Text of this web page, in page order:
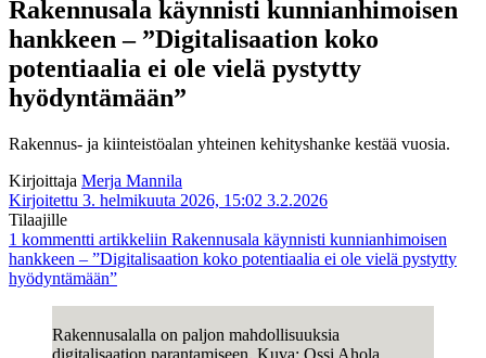
Rakennusala käynnisti kunnianhimoisen
hankkeen – ”Digitalisaation koko
potentiaalia ei ole vielä pystytty
hyödyntämään”
Rakennus- ja kiinteistöalan yhteinen kehityshanke kestää vuosia.
Kirjoittaja Merja Mannila
Kirjoitettu 3. helmikuuta 2026, 15:02 3.2.2026
Tilaajille
1 kommentti artikkeliin Rakennusala käynnisti kunnianhimoisen
hankkeen – ”Digitalisaation koko potentiaalia ei ole vielä pystytty
hyödyntämään”
Rakennusalalla on paljon mahdollisuuksia
digitalisaation parantamiseen. Kuva: Ossi Ahola